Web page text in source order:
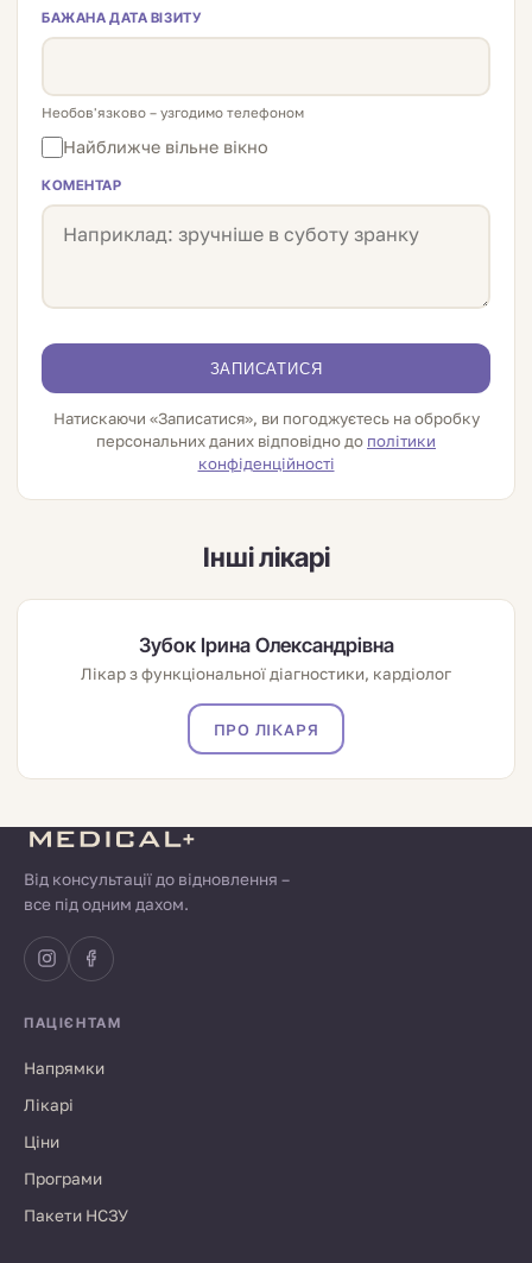
БАЖАНА ДАТА ВІЗИТУ
Необов'язково – узгодимо телефоном
Найближче вільне вікно
КОМЕНТАР
ЗАПИСАТИСЯ
Натискаючи «Записатися», ви погоджуєтесь на обробку
персональних даних відповідно до політики
конфіденційності
Інші лікарі
Зубок Ірина Олександрівна
Лікар з функціональної діагностики, кардіолог
ПРО ЛІКАРЯ
Від консультації до відновлення –
все під одним дахом.
ПАЦІЄНТАМ
Напрямки
Лікарі
Ціни
Програми
Пакети НСЗУ